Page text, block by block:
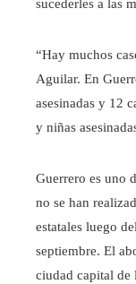
sucederles a las
“Hay muchos
Aguilar. En
asesinadas y 12
y niñas
Guerrero es uno
no se han
estatales luego
septiembre. El
ciudad capital de